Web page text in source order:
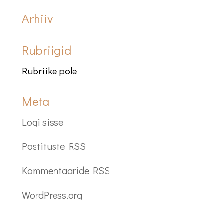
Arhiiv
Rubriigid
Rubriike pole
Meta
Logi sisse
Postituste RSS
Kommentaaride RSS
WordPress.org